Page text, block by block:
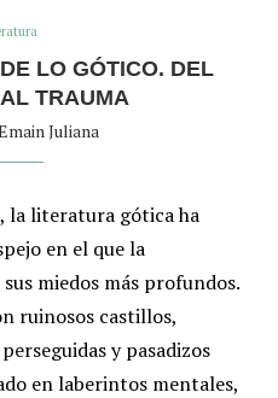
LO GÓTICO. DEL
TRAUMA
Juliana
la literatura gótica ha
en el que la
miedos más profundos.
ruinosos castillos,
y pasadizos
en laberintos mentales,